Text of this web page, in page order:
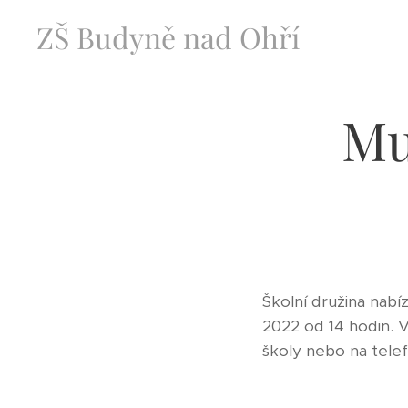
ZŠ Budyně nad Ohří
Školní družina
2022 od 14 hodin.
školy nebo na